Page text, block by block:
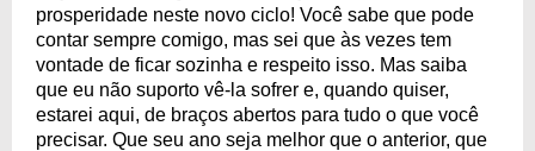
prosperidade neste novo ciclo! Você sabe que pode
contar sempre comigo, mas sei que às vezes tem
vontade de ficar sozinha e respeito isso. Mas saiba
que eu não suporto vê-la sofrer e, quando quiser,
estarei aqui, de braços abertos para tudo o que você
precisar. Que seu ano seja melhor que o anterior, que